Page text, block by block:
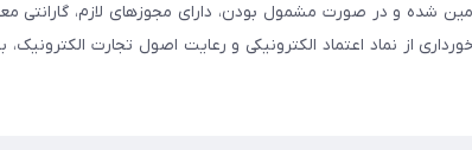
شده و در صورت مشمول بودن، دارای مجوزهای لازم، گارانتی
از نماد اعتماد الکترونیکی و رعایت اصول تجارت